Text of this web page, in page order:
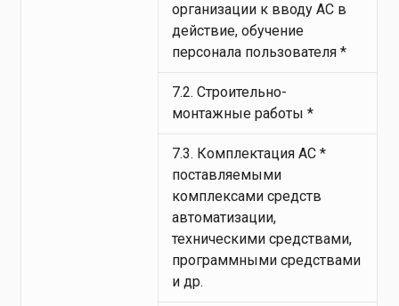
организации к вводу АС в
действие, обучение
персонала пользователя *
7.2. Строительно-
монтажные работы *
7.3. Комплектация АС *
поставляемыми
комплексами средств
автоматизации,
техническими средствами,
программными средствами
и др.